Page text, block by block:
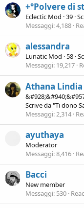
+°Polvere di
Eclectic Mod ·39 ·
Messaggi 4,188
alessandra
Lunatic Mod ·58 ·
Messaggi 19,217
Athana Lindia
Scrive da"Ti dono
Messaggi 2,314
ayuthaya
Moderator
Messaggi 8,416
Bacci
New member
Messaggi 530